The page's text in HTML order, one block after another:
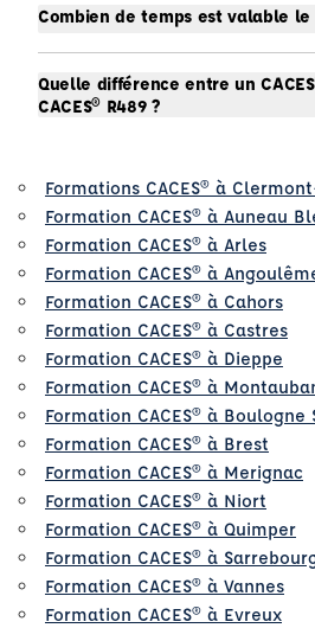
Combien de temps est valable le
Quelle différence entre un
CACES® R489 ?
Formations CACES® à
Formation CACES® à Auneau
Formation CACES® à Arles
Formation CACES® à
Formation CACES® à Cahors
Formation CACES® à Castres
Formation CACES® à Dieppe
Formation CACES® à
Formation CACES® à Boulogne
Formation CACES® à Brest
Formation CACES® à Merignac
Formation CACES® à Niort
Formation CACES® à Quimper
Formation CACES® à
Formation CACES® à Vannes
Formation CACES® à Evreux